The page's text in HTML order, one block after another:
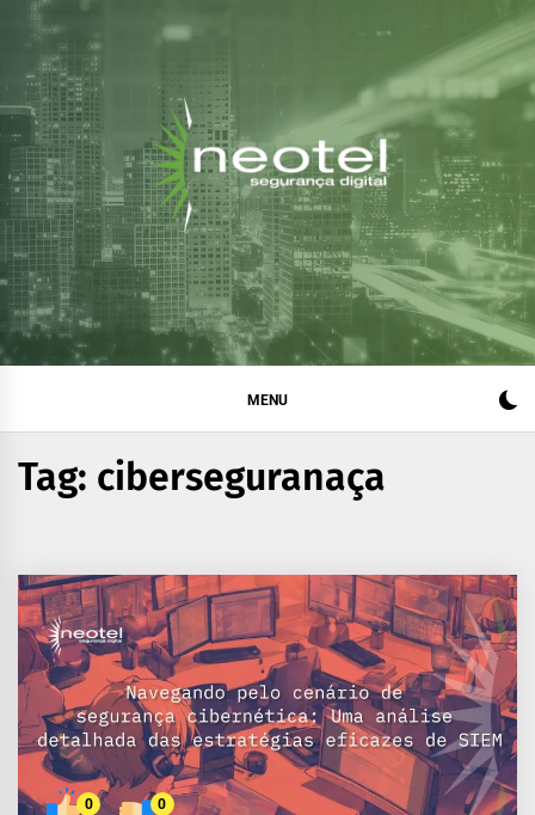
Blog da Neotel
Segurança Digital
Informações e notícias sobre segurança digital, legislação
e compliance
MENU
Tag: ciberseguranaça
0 0